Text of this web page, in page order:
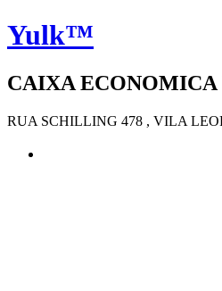
Yulk™
CAIXA ECONOMICA
RUA SCHILLING 478 , VILA